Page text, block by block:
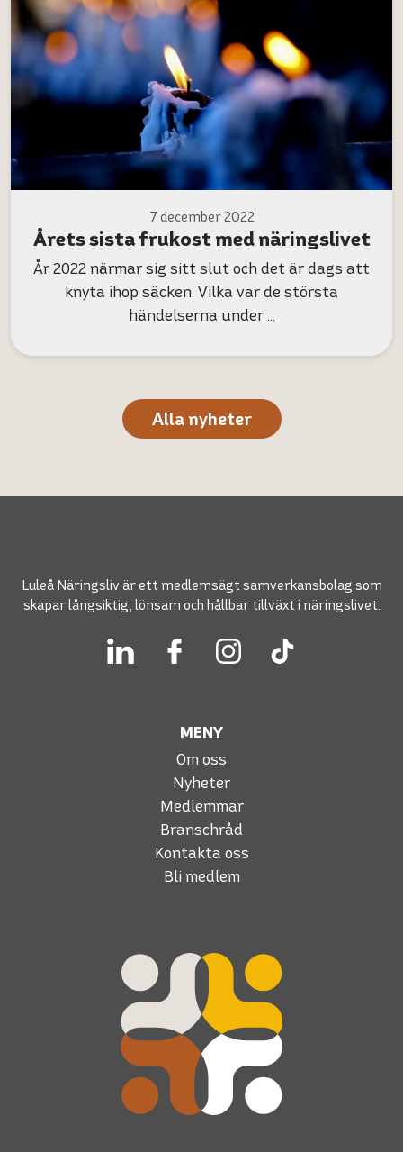
7 december 2022
Årets sista frukost med näringslivet
År 2022 närmar sig sitt slut och det är dags att
knyta ihop säcken. Vilka var de största
händelserna under …
Alla nyheter
Luleå Näringsliv är ett medlemsägt samverkansbolag som
skapar långsiktig, lönsam och hållbar tillväxt i näringslivet.
MENY
Om oss
Nyheter
Medlemmar
Branschråd
Kontakta oss
Bli medlem